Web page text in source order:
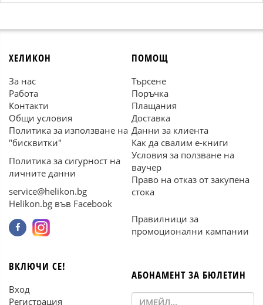
ХЕЛИКОН
За нас
Работа
Контакти
Общи условия
Политика за използване на
"бисквитки"
Политика за сигурност на
личните данни
service@helikon.bg
Helikon.bg във Facebook
ПОМОЩ
Търсене
Поръчка
Плащания
Доставка
Данни за клиента
Как да свалим е-книги
Условия за ползване на
ваучер
Право на отказ от закупена
стока
Правилници за
промоционални кампании
ВКЛЮЧИ СЕ!
Вход
Регистрация
АБОНАМЕНТ ЗА БЮЛЕТИН